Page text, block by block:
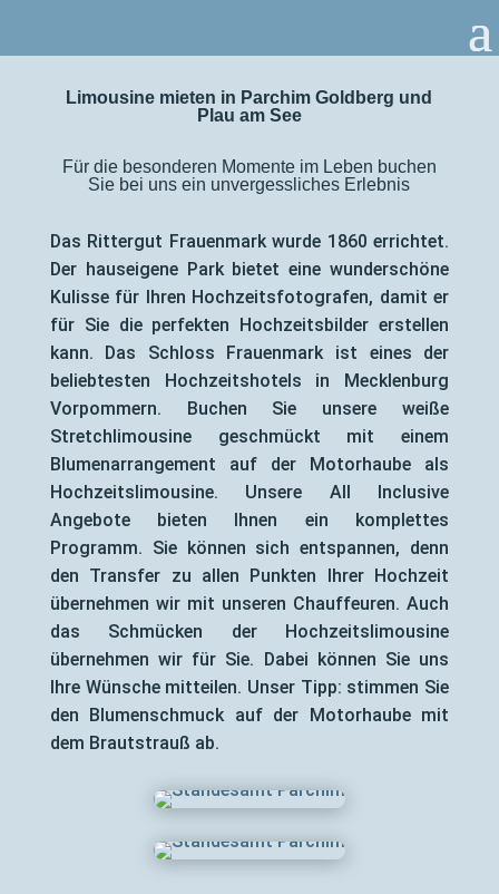
Limousine mieten in Parchim Goldberg und
Plau am See
Für die besonderen Momente im Leben buchen
Sie bei uns ein unvergessliches Erlebnis
Das Rittergut Frauenmark wurde 1860 errichtet.
Der hauseigene Park bietet eine wunderschöne
Kulisse für Ihren Hochzeitsfotografen, damit er
für Sie die perfekten Hochzeitsbilder erstellen
kann. Das Schloss Frauenmark ist eines der
beliebtesten Hochzeitshotels in Mecklenburg
Vorpommern. Buchen Sie unsere weiße
Stretchlimousine geschmückt mit einem
Blumenarrangement auf der Motorhaube als
Hochzeitslimousine. Unsere All Inclusive
Angebote bieten Ihnen ein komplettes
Programm. Sie können sich entspannen, denn
den Transfer zu allen Punkten Ihrer Hochzeit
übernehmen wir mit unseren Chauffeuren. Auch
das Schmücken der Hochzeitslimousine
übernehmen wir für Sie. Dabei können Sie uns
Ihre Wünsche mitteilen. Unser Tipp: stimmen Sie
den Blumenschmuck auf der Motorhaube mit
dem Brautstrauß ab.